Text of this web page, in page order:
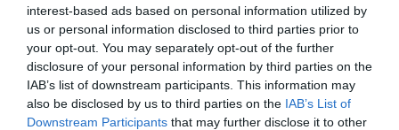
interest-based ads based on personal information utilized by
us or personal information disclosed to third parties prior to
your opt-out. You may separately opt-out of the further
disclosure of your personal information by third parties on the
IAB’s list of downstream participants. This information may
also be disclosed by us to third parties on the IAB’s List of
Downstream Participants that may further disclose it to other
premium προστασία, αυτόματα updates
εκδόσεων, χωρίς να απαιτούνται επενδύσεις
σε εξοπλισμό ή επιπλέον κόστη
αναβαθμίσεων για backup των δεδομένων
του. Παράλληλα το user-friendly interface της